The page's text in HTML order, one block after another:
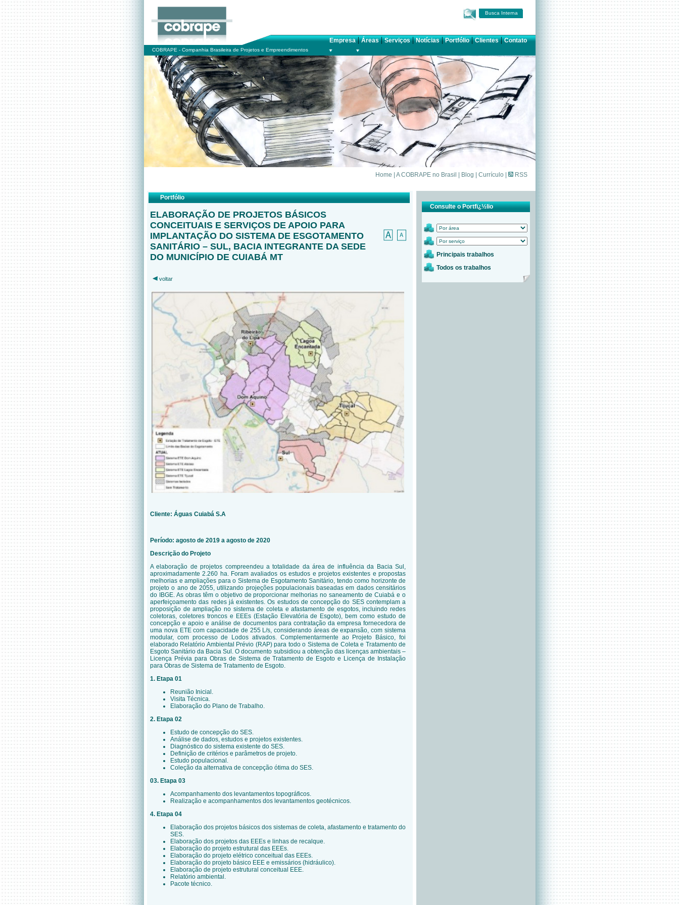
Busca Interna
Empresa|Áreas|Serviços|Notícias|Portfólio|Clientes|Contato
COBRAPE - Companhia Brasileira de Projetos e Empreendimentos
Home A COBRAPE no Brasil Blog Currículo RSS
Portfólio
ELABORAÇÃO DE PROJETOS BÁSICOS
CONCEITUAIS E SERVIÇOS DE APOIO PARA
IMPLANTAÇÃO DO SISTEMA DE ESGOTAMENTO
SANITÁRIO – SUL, BACIA INTEGRANTE DA SEDE
DO MUNICÍPIO DE CUIABÁ MT
voltar
Cliente: Águas Cuiabá S.A
Período: agosto de 2019 a agosto de 2020
Descrição do Projeto
A elaboração de projetos compreendeu a totalidade da área de influência da Bacia Sul,
aproximadamente 2.260 ha. Foram avaliados os estudos e projetos existentes e propostas
melhorias e ampliações para o Sistema de Esgotamento Sanitário, tendo como horizonte de
projeto o ano de 2055, utilizando projeções populacionais baseadas em dados censitários
do IBGE. As obras têm o objetivo de proporcionar melhorias no saneamento de Cuiabá e o
aperfeiçoamento das redes já existentes.Os estudos de concepção do SES contemplam a
proposição de ampliação no sistema de coleta e afastamento de esgotos, incluindo redes
coletoras, coletores troncos e EEEs (Estação Elevatória de Esgoto), bem como estudo de
concepção e apoio e análise de documentos para contratação da empresa fornecedora de
uma nova ETE com capacidade de 255 L/s, considerando áreas de expansão, com sistema
modular, com processo de Lodos ativados. Complementarmente ao Projeto Básico, foi
elaborado Relatório Ambiental Prévio (RAP) para todo o Sistema de Coleta e Tratamento de
Esgoto Sanitário da Bacia Sul. O documento subsidiou a obtenção das licenças ambientais –
Licença Prévia para Obras de Sistema de Tratamento de Esgoto e Licença de Instalação
para Obras de Sistema de Tratamento de Esgoto.
1. Etapa 01
Reunião Inicial.
Visita Técnica.
Elaboração do Plano de Trabalho.
2. Etapa 02
Estudo de concepção do SES.
Análise de dados, estudos e projetos existentes.
Diagnóstico do sistema existente do SES.
Definição de critérios e parâmetros de projeto.
Estudo populacional.
Coleção da alternativa de concepção ótima do SES.
03. Etapa 03
Acompanhamento dos levantamentos topográficos.
Realização e acompanhamentos dos levantamentos geotécnicos.
4. Etapa 04
Elaboração dos projetos básicos dos sistemas de coleta, afastamento e tratamento do
SES.
Elaboração dos projetos das EEEs e linhas de recalque.
Elaboração do projeto estrutural das EEEs.
Elaboração do projeto elétrico conceitual das EEEs.
Elaboração do projeto básico EEE e emissários (hidráulico).
Elaboração de projeto estrutural conceitual EEE.
Relatório ambiental.
Pacote técnico.
Consulte o Portfï¿½lio
Principais trabalhos
Todos os trabalhos